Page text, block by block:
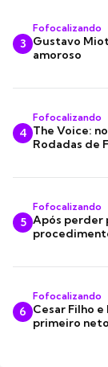
3
Fofocalizando
Gustavo
amoroso
4
Fofocalizando
The Voice:
Rodadas de
5
Fofocalizando
Após perder
6
Fofocalizando
Cesar Filho
primeiro neto